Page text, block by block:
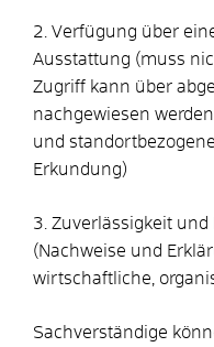
2. Verfügung über
Ausstattung (muss
Zugriff kann über
nachgewiesen
und
Erkundung)
3. Zuverlässigkeit
(Nachweise und
wirtschaftliche,
Sachverständige